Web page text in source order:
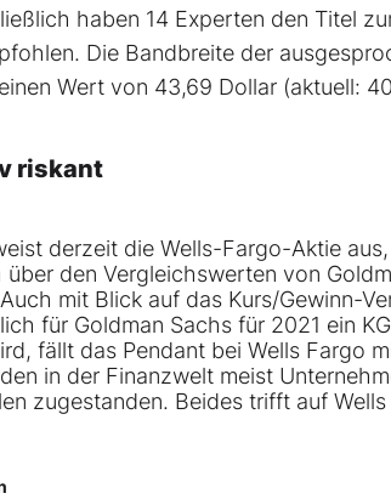
haben 14 Experten den Titel
Die Bandbreite der
Wert von 43,69 Dollar (aktuell:
riskant
derzeit die Wells-Fargo-Aktie
den Vergleichswerten von
mit Blick auf das Kurs/Gewinn-
für Goldman Sachs für 2021 ein
fällt das Pendant bei Wells Fargo
in der Finanzwelt meist
zugestanden. Beides trifft auf